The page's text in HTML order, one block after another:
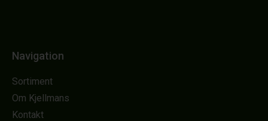
Navigation
Sortiment
Om Kjellmans
Kontakt